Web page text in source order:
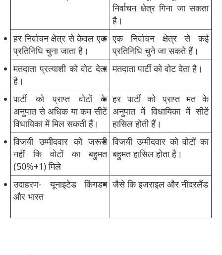
निर्वाचन क्षेत्र गिना जा सकता
है।
हर निर्वाचन क्षेत्र से केवल एक
प्रतिनिधि चुना जाता है।
एक निर्वाचन क्षेत्र से कई
प्रतिनिधि चुने जा सकते हैं।
मतदाता प्रत्याशी को वोट देता
है।
मतदाता पार्टी को वोट देता है।
पार्टी को प्राप्त वोटों के
अनुपात से अधिक या कम सीटें
विधायिका में मिल सकती हैं।
हर पार्टी को प्राप्त मत के
अनुपात में विधायिका में सीटें
हासिल होती हैं।
विजयी उम्मीदवार को जरूरी
नहीं कि वोटों का बहुमत
(50%+1) मिले
विजयी उम्मीदवार को वोटों का
बहुमत हासिल होता है।
उदाहरण- यूनाइटेड किंगडम
और भारत
जैसे कि इजराइल और नीदरलैंड